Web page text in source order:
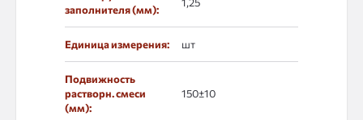
заполнителя (мм):
Единица измерения: шт
Подвижность
растворн. смеси
(мм):
150±10